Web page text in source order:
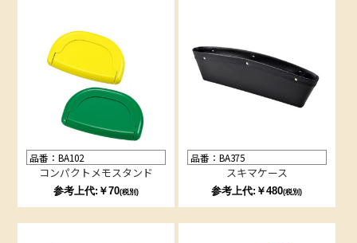
品番：BA102
コンパクトメモスタンド
参考上代:￥70(税別)
品番：BA375
スキマケース
参考上代:￥480(税別)